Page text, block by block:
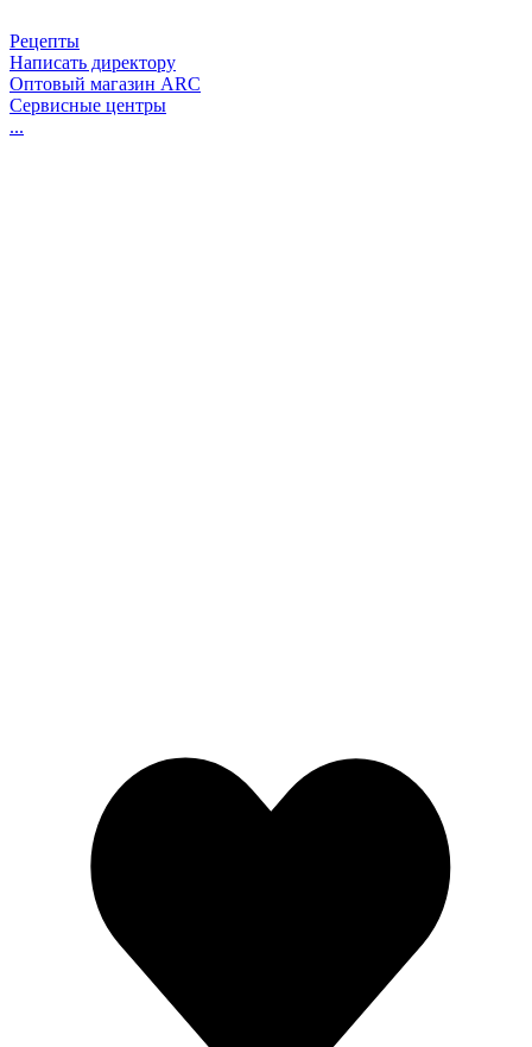
Рецепты
Написать директору
Оптовый магазин ARC
Сервисные центры
...